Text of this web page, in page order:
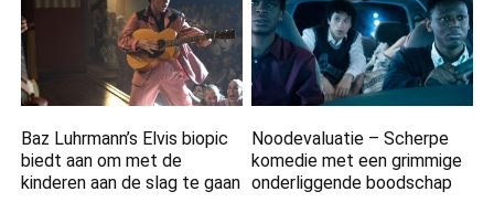
Baz Luhrmann’s Elvis biopic
biedt aan om met de
kinderen aan de slag te gaan
Noodevaluatie – Scherpe
komedie met een grimmige
onderliggende boodschap